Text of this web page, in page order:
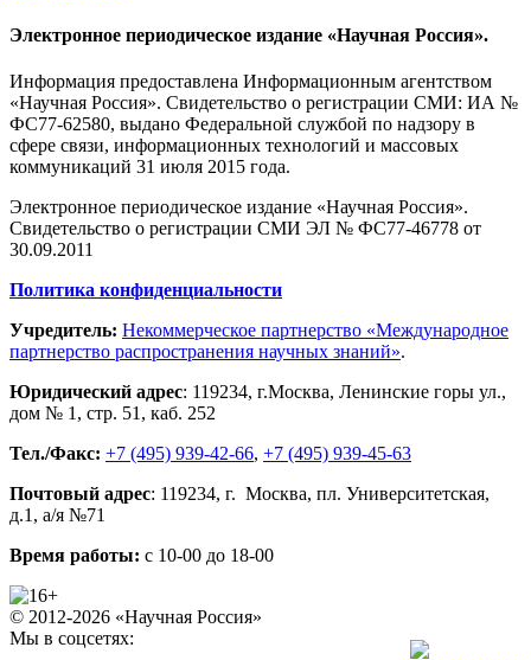
Электронное периодическое издание «Научная Россия».
Информация предоставлена Информационным агентством
«Научная Россия». Свидетельство о регистрации СМИ: ИА №
ФС77-62580, выдано Федеральной службой по надзору в
сфере связи, информационных технологий и массовых
коммуникаций 31 июля 2015 года.
Электронное периодическое издание «Научная Россия».
Свидетельство о регистрации СМИ ЭЛ № ФС77-46778 от
30.09.2011
Политика конфиденциальности
Учредитель: Некоммерческое партнерство «Международное
партнерство распространения научных знаний».
Юридический адрес: 119234, г.Москва, Ленинские горы ул.,
дом № 1, стр. 51 , каб. 252
Тел./Факс: +7 (495) 939-42-66, +7 (495) 939-45-63
Почтовый адрес: 119234, г. Москва, пл. Университетская,
д.1 , а/я №71
Время работы: с 10-00 до 18-00
© 2012-2026 «Научная Россия»
Мы в соцсетях: